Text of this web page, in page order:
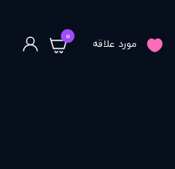
مورد علاقه 0